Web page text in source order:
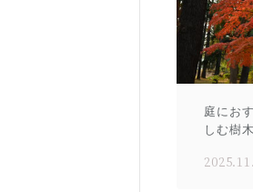
庭にお
しむ樹